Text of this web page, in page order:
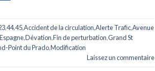
,44,45,Accident de la circulation,Alerte Trafic,Avenue
,Dévation,Fin de perturbation,Grand St
Point du Prado,Modification
Laissez un commentaire